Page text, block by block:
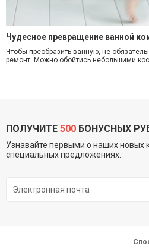
Чудесное превращение ванной
Чтобы преобразить ванную, не
ремонт. Можно обойтись небольшими
ПОЛУЧИТЕ 500 БОНУСНЫХ
Узнавайте первыми о наших новых
специальных предложениях.